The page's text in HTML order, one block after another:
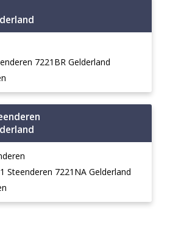
7221BR Gelderland
Steenderen 7221NA Gelderland